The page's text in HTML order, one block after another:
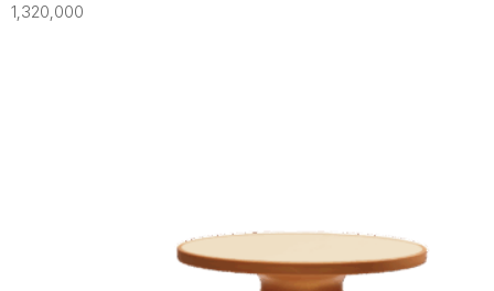
1,320,000